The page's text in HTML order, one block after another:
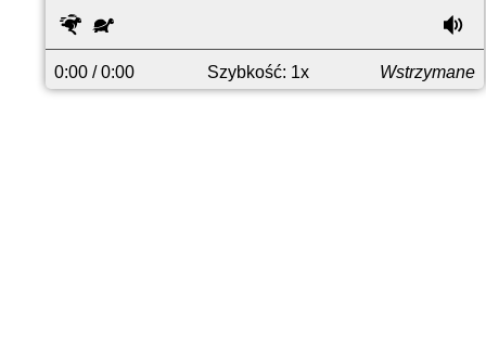
przodu
Szybciej
0:00 / 0:00 Szybkość: 1x Wstrzymane